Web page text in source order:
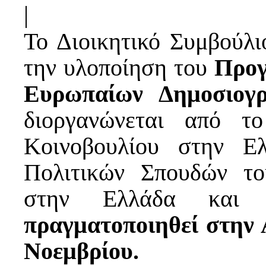
|
Το Διοικητικό
την υλοποίηση του
Ευρωπαίων
διοργανώνεται από
Κοινοβουλίου στην
Πολιτικών Σπουδών
στην Ελλάδα
πραγματοποιηθεί
Νοεμβρίου.